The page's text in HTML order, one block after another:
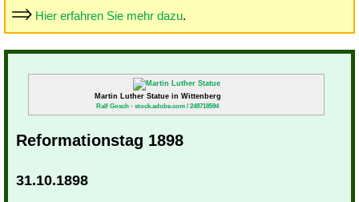
Hier erfahren Sie mehr dazu.
Martin Luther Statue in Wittenberg
Ralf Gosch - stock.adobe.com / 248718594
Reformationstag 1898
31.10.1898